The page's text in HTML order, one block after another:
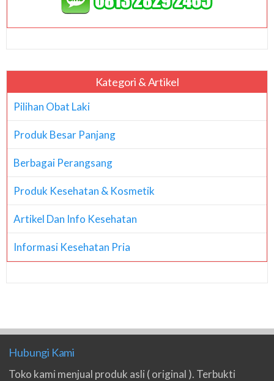
Kategori & Artikel
Pilihan Obat Laki
Produk Besar Panjang
Berbagai Perangsang
Produk Kesehatan & Kosmetik
Artikel Dan Info Kesehatan
Informasi Kesehatan Pria
Hubungi Kami
Toko kami menjual produk asli ( original ). Terbukti